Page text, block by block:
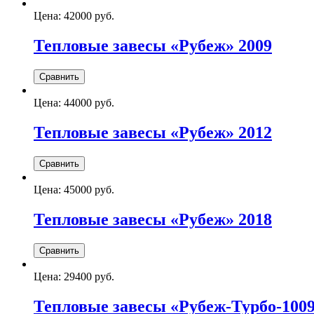
Цена: 42000 руб.
Тепловые завесы «Рубеж» 2009
Цена: 44000 руб.
Тепловые завесы «Рубеж» 2012
Цена: 45000 руб.
Тепловые завесы «Рубеж» 2018
Цена: 29400 руб.
Тепловые завесы «Рубеж-Турбо-